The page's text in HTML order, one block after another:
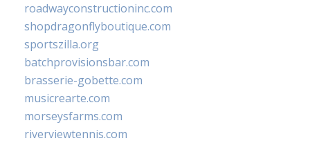
roadwayconstructioninc.com
shopdragonflyboutique.com
sportszilla.org
batchprovisionsbar.com
brasserie-gobette.com
musicrearte.com
morseysfarms.com
riverviewtennis.com